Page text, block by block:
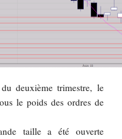
deuxième trimestre, le
le poids des ordres de
taille a été ouverte